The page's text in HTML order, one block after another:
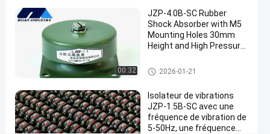
des vibrations
#
Isolateurs
à câbles
#
Amortisseur
de câble de
fil de fer
Huit
00:32
JZP-4.0B-SC Rubber
Shock Absorber with M5
Mounting Holes 30mm
Height and High Pressure
Isolation
amortisseur en caoutchouc
2026-01-21
Isolateur de vibrations
JZP-1.5B-SC avec une
fréquence de vibration de
5-50Hz, une fréquence